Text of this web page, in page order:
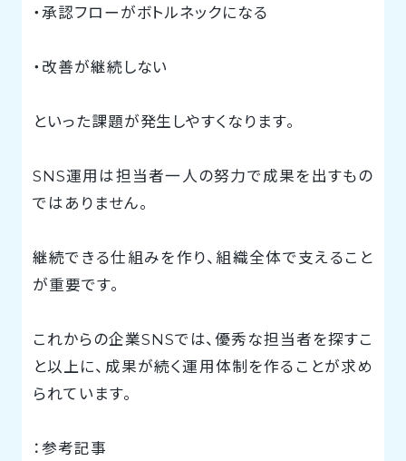
・承認フローがボトルネックになる
・改善が継続しない
といった課題が発生しやすくなります。
SNS運用は担当者一人の努力で成果を出すもの
ではありません。
継続できる仕組みを作り、組織全体で支えること
が重要です。
これからの企業SNSでは、優秀な担当者を探すこ
と以上に、成果が続く運用体制を作ることが求め
られています。
：参考記事